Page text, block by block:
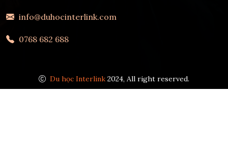
info@duhocinterlink.com
0768 682 688
Du học Interlink 2024, All right reserved.